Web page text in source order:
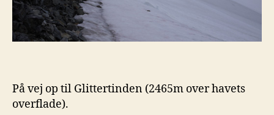
På vej op til Glittertinden (2465m over havets
overflade).